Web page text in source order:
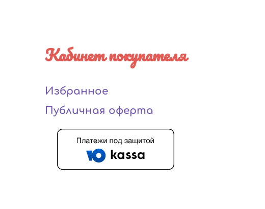
Кабинет покупателя
Избранное
Публичная оферта